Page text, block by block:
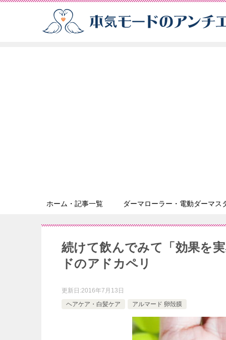
ホーム・記事一覧 ダーマローラー・電動ダーマス
続けて飲んでみて「効果を
ドのアドカペリ
更新日:2016年7月13日
ヘアケア・白髪ケア
アルマード 卵殻膜